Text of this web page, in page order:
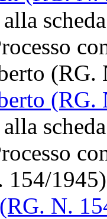
(RG.
N.